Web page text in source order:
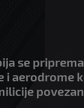
se
i aerodrome